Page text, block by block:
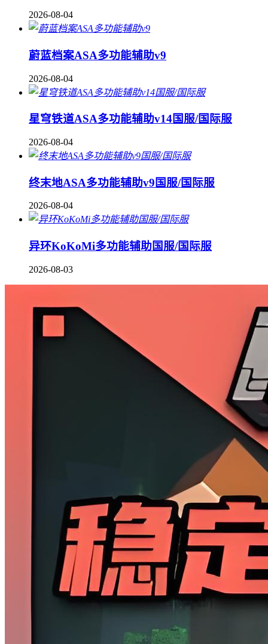
2026-08-04
蔚蓝档案ASA多功能辅助v9
2026-08-04
星穹铁道ASA多功能辅助v14国服/国际服
2026-08-04
终末地ASA多功能辅助v9国服/国际服
2026-08-04
异环KoKoMi多功能辅助国服/国际服
2026-08-03